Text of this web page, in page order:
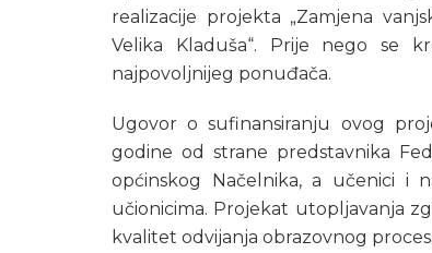
realizacije projekta „Zamjena
Velika Kladuša“. Prije nego se
najpovoljnijeg ponuđača.
Ugovor o sufinansiranju ovog
godine od strane predstavnika
općinskog Načelnika, a učenici i
učionicima. Projekat utopljavanja
kvalitet odvijanja obrazovnog